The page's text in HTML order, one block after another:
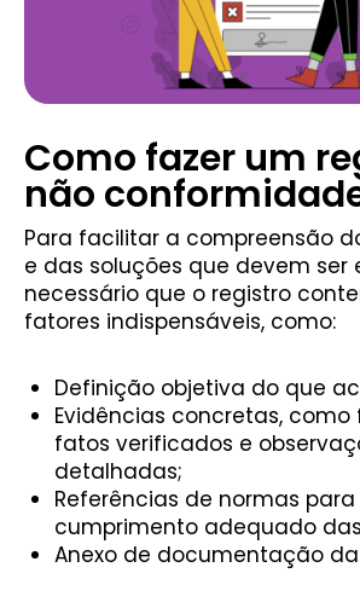
Como fazer um
não
Para facilitar a compreensão
e das soluções que devem ser
necessário que o registro
fatores indispensáveis, como:
Definição objetiva do que
Evidências concretas, como
fatos verificados e
detalhadas;
Referências de normas para
cumprimento adequado
Anexo de documentação